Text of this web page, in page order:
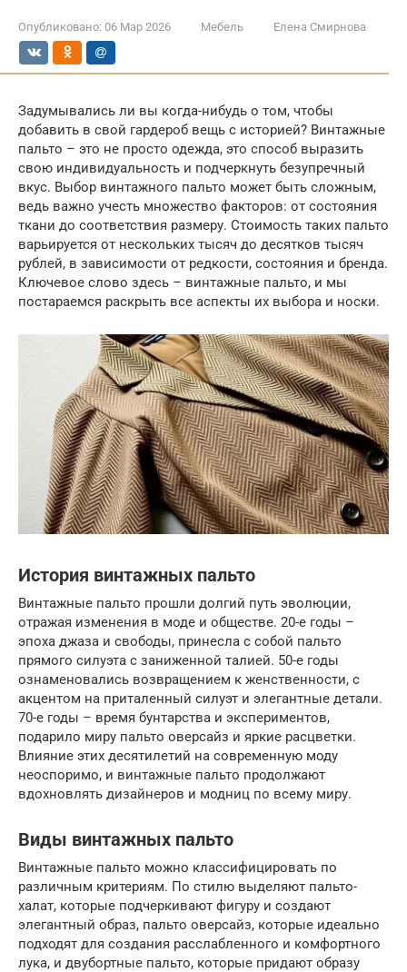
Опубликовано: 06 Мар 2026 Мебель Елена Смирнова
Задумывались ли вы когда-нибудь о том, чтобы
добавить в свой гардероб вещь с историей? Винтажные
пальто – это не просто одежда, это способ выразить
свою индивидуальность и подчеркнуть безупречный
вкус. Выбор винтажного пальто может быть сложным,
ведь важно учесть множество факторов: от состояния
ткани до соответствия размеру. Стоимость таких пальто
варьируется от нескольких тысяч до десятков тысяч
рублей, в зависимости от редкости, состояния и бренда.
Ключевое слово здесь – винтажные пальто, и мы
постараемся раскрыть все аспекты их выбора и носки.
История винтажных пальто
Винтажные пальто прошли долгий путь эволюции,
отражая изменения в моде и обществе. 20-е годы –
эпоха джаза и свободы, принесла с собой пальто
прямого силуэта с заниженной талией. 50-е годы
ознаменовались возвращением к женственности, с
акцентом на приталенный силуэт и элегантные детали.
70-е годы – время бунтарства и экспериментов,
подарило миру пальто оверсайз и яркие расцветки.
Влияние этих десятилетий на современную моду
неоспоримо, и винтажные пальто продолжают
вдохновлять дизайнеров и модниц по всему миру.
Виды винтажных пальто
Винтажные пальто можно классифицировать по
различным критериям. По стилю выделяют пальто-
халат, которые подчеркивают фигуру и создают
элегантный образ, пальто оверсайз, которые идеально
подходят для создания расслабленного и комфортного
лука, и двубортные пальто, которые придают образу